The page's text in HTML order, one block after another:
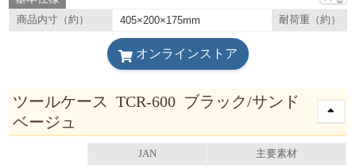
商品内寸（約） 405×200×175mm 耐荷重（約）
オンラインストア
ツールケース TCR-600 ブラック/サンド
ベージュ
JAN 主要素材